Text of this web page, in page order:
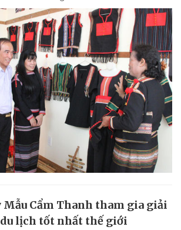
Mẫu Cẩm Thanh tham gia giải
lịch tốt nhất thế giới